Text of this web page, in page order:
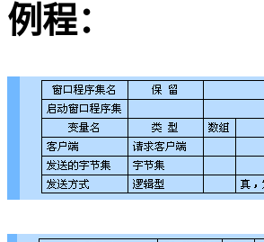
例程：